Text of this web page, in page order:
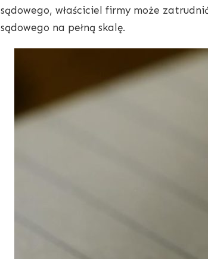
sądowego, właściciel firmy może
sądowego na pełną skalę.